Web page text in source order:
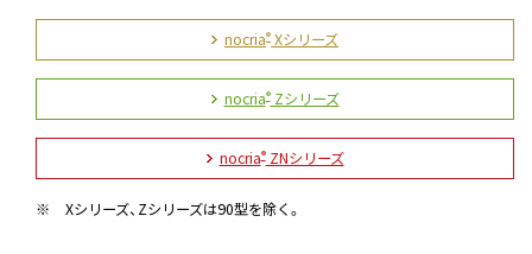
nocria® Xシリーズ
nocria®Zシリーズ
nocria®ZNシリーズ
※ Xシリーズ、Zシリーズは90型を除く。